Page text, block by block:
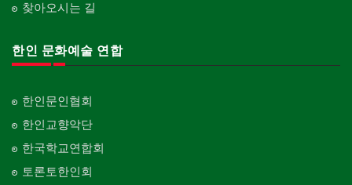
찾아오시는 길
한인 문화예술 연합
한인문인협회
한인교향악단
한국학교연합회
토론토한인회